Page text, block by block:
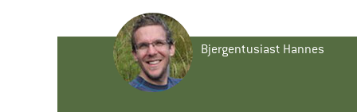
Bjergentusiast Hannes